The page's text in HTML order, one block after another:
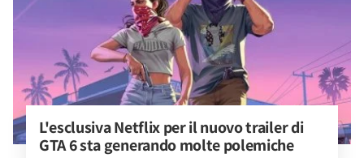
L'esclusiva Netflix per il nuovo trailer di
GTA 6 sta generando molte polemiche